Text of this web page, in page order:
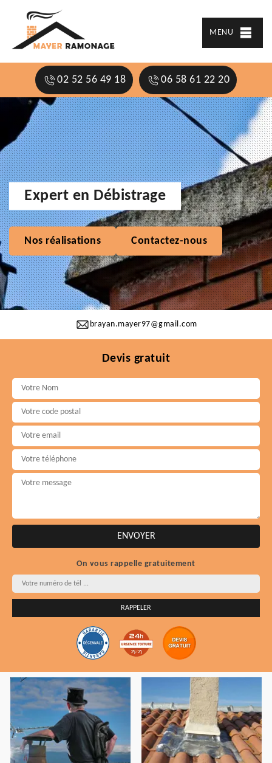
MENU
02 52 56 49 18 06 58 61 22 20
brayan.mayer97@gmail.com
Expert en Débistrage
Nos réalisations Contactez-nous
Devis gratuit
On vous rappelle gratuitement